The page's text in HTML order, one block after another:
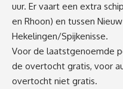
uur. Er vaart een extra
en Rhoon) en tussen
Hekelingen/Spijkenisse.
Voor de laatstgenoemde
de overtocht gratis, voor
overtocht niet gratis.